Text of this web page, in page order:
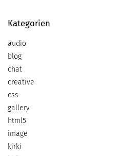
Kategorien
audio
blog
chat
creative
css
gallery
html5
image
kirki